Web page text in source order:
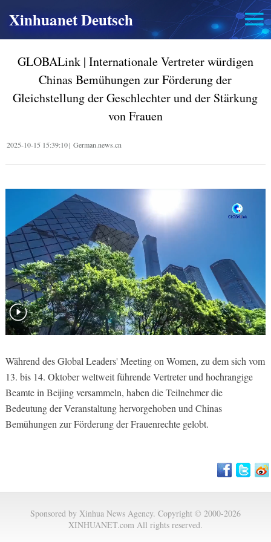
Xinhuanet Deutsch
GLOBALink | Internationale Vertreter würdigen
Chinas Bemühungen zur Förderung der
Gleichstellung der Geschlechter und der Stärkung
von Frauen
2025-10-15 15:39:10| German.news.cn
Während des Global Leaders' Meeting on Women, zu dem sich vom
13. bis 14. Oktober weltweit führende Vertreter und hochrangige
Beamte in Beijing versammeln, haben die Teilnehmer die
Bedeutung der Veranstaltung hervorgehoben und Chinas
Bemühungen zur Förderung der Frauenrechte gelobt.
Sponsored by Xinhua News Agency. Copyright © 2000-2026
XINHUANET.com All rights reserved.